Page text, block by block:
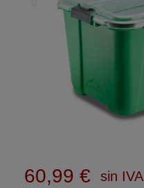
60,99 € sin IVA